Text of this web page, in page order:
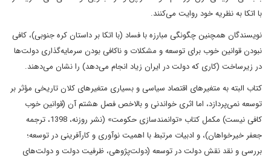
با اتکا به نظریه خود روایت می‌کنند.
نویسندگان همچنین چگونگی مبارزه با فساد (با اتکا بر داستان کره جنوبی)، کافی
نبودن قوانین خوب برای توسعه و مشکلات و ناکافی بودن سرمایه‌گذاری دولت‌ها
در زیرساخت (کاری که دولت در ایران زیاد انجام می‌دهد) را نشان می‌دهند.
کتاب البته به متغیرهای اقتصاد سیاسی و بسیاری متغیرهای کلان تاریخی مؤثر بر
توسعه نمی‌پردازد، اما اثری خواندنی و بالاخص فصل هشتم آن (قوانین خوب
کافی نیست) مکمل کتاب «توانمندسازی حکومت» (نشر روزنه، 1398، ترجمه
جعفر خیرخواهان)، و ادبیات مرتبط با اهمیت نوآوری و کارآفرینی در توسعه؛
بررسی و نقد نقش دولت در توسعه (دولت‌پژوهی، ظرفیت دولت و دولت‌های